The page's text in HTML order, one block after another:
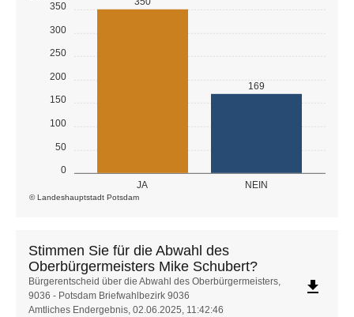
0
50
100
150
200
250
300
350
JA NEIN
169
© Landeshauptstadt Potsdam
Stimmen Sie für die Abwahl des
Oberbürgermeisters Mike Schubert?
Stimmen
Sie
für
Bürgerentscheid über die Abwahl des Oberbürgermeisters,
9036 - Potsdam Briefwahlbezirk 9036
Amtliches Endergebnis, 02.06.2025, 11:42:46
file_download